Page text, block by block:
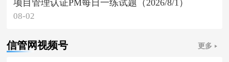
项目管理认证PM每日一练试题（2026/8/1）
08-02
信管网视频号 更多